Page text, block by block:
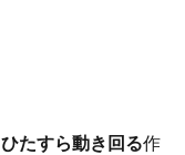
ひたすら動き回る作